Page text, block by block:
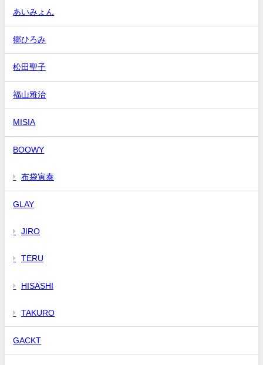
あいみょん
郷ひろみ
松田聖子
福山雅治
MISIA
BOOWY
布袋寅泰
GLAY
JIRO
TERU
HISASHI
TAKURO
GACKT